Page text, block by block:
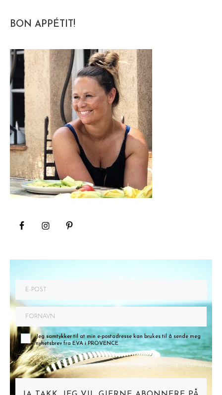
BON APPÉTIT!
Jeg samtykker til at min e-postadresse kan brukes til å sende meg
nyhetsbrev fra EVA i PROVENCE